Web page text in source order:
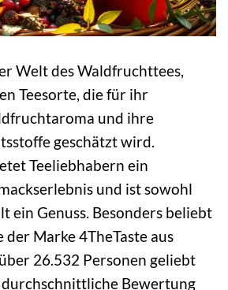
Welt des Waldfruchttees,
Teesorte, die für ihr
und ihre
geschätzt wird.
Teeliebhabern ein
und ist sowohl
ein Genuss. Besonders beliebt
Marke 4TheTaste aus
26.532 Personen geliebt
Bewertung